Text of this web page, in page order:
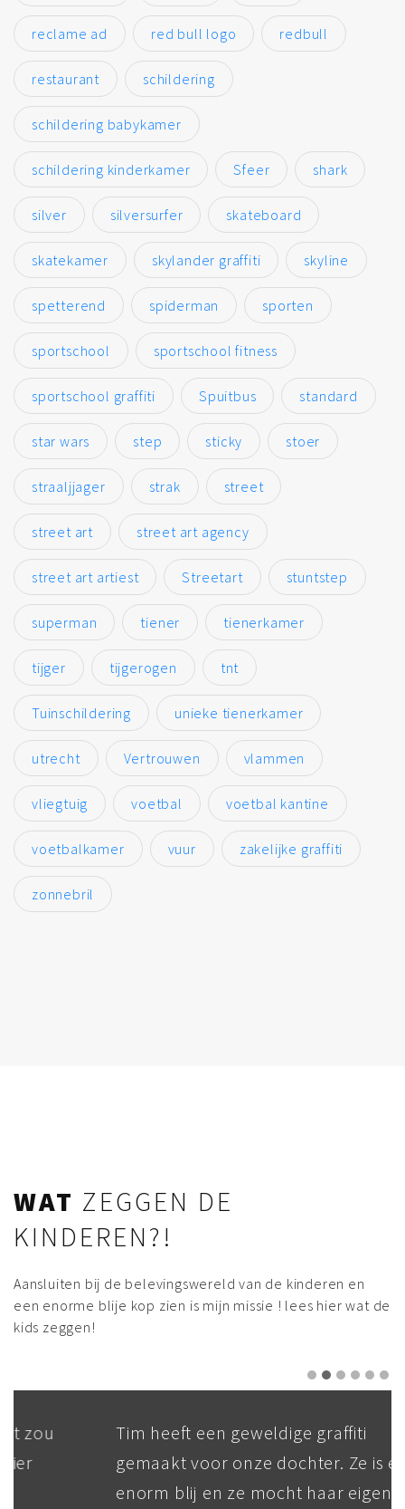
reclame ad red bull logo redbull
restaurant schildering
schildering babykamer
schildering kinderkamer Sfeer shark
silver silversurfer skateboard
skatekamer skylander graffiti skyline
spetterend spiderman sporten
sportschool sportschool fitness
sportschool graffiti Spuitbus standard
star wars step sticky stoer
straaljjager strak street
street art street art agency
street art artiest Streetart stuntstep
superman tiener tienerkamer
tijger tijgerogen tnt
Tuinschildering unieke tienerkamer
utrecht Vertrouwen vlammen
vliegtuig voetbal voetbal kantine
voetbalkamer vuur zakelijke graffiti
zonnebril
WAT ZEGGEN DE
KINDEREN?!
Aansluiten bij de belevingswereld van de kinderen en
een enorme blije kop zien is mijn missie ! lees hier wat de
kids zeggen!
Tim heeft een geweldige graffiti
gemaakt voor onze dochter. Ze is echt
enorm blij en ze mocht haar eigen